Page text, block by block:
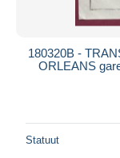
180320B -
ORLEANS
Statuut